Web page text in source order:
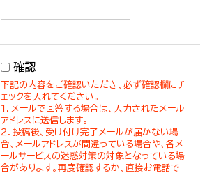
確認
下記の内容をご確認いただき、必ず確認欄にチ
ェックを入れてください。
１．メールで回答する場合は、入力されたメール
アドレスに送信します。
２．投稿後、受け付け完了メールが届かない場
合、メールアドレスが間違っている場合や、各メ
ールサービスの迷惑対策の対象となっている場
合があります。再度確認するか、直接お電話で